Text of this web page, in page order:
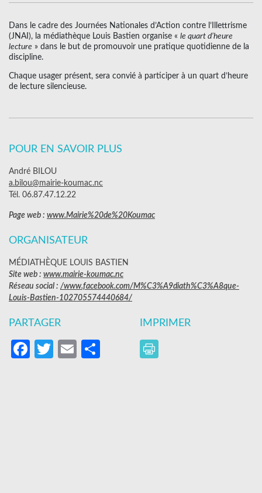
Dans le cadre des Journées Nationales d’Action contre l’Illettrisme
(JNAI), la médiathèque Louis Bastien organise « le quart d’heure
lecture » dans le but de promouvoir une pratique quotidienne de la
discipline.
Chaque usager présent, sera convié à participer à un quart d’heure
de lecture silencieuse.
POUR EN SAVOIR PLUS
André BILOU
a.bilou@mairie-koumac.nc
Tél. 06.87.47.12.22
Page web : www.Mairie%20de%20Koumac
ORGANISATEUR
MÉDIATHÈQUE LOUIS BASTIEN
Site web : www.mairie-koumac.nc
Réseau social : /www.facebook.com/M%C3%A9diath%C3%A8que-
Louis-Bastien-102705574440684/
PARTAGER
Facebook
Twitter
EmailPartager
IMPRIMER